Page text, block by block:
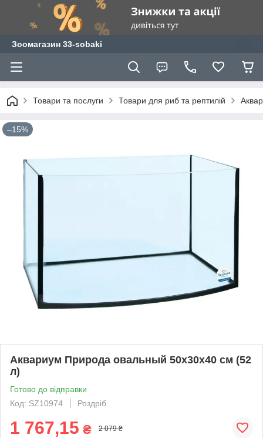
Зоомагазин 33-sobaki
Товари та послуги Товари для риб та рептилій
–15%
Аквариум Природа овальный 50x30x40 см (52
л)
Готово до відправки
Код: SZ10974
Роздріб
1 767,15 ₴ 2 079 ₴